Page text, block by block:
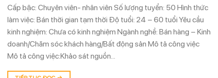
Cấp bậc: Chuyên viên- nhân viên Số lượng tuyển: 50 Hình thức
làm việc: Bán thời gian tạm thời Độ tuổi: 24 – 60 tuổi Yêu cầu
kinh nghiệm: Chưa có kinh nghiệm Ngành nghề: Bán hàng – Kinh
doanh/Chăm sóc khách hàng/Bất động sản Mô tả công việc
Mô tả công việc:Khảo sát nguồn…